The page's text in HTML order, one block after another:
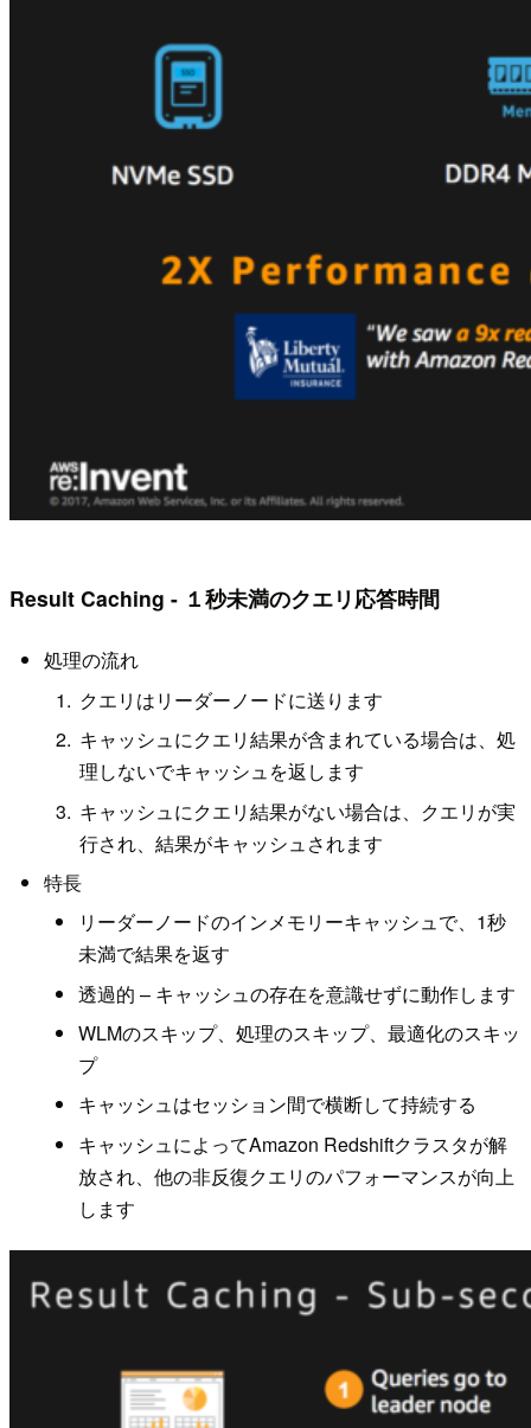
Result Caching - １秒未満のクエリ応答時間
処理の流れ
クエリはリーダーノードに送ります
キャッシュにクエリ結果が含まれている場合は、処
理しないでキャッシュを返します
キャッシュにクエリ結果がない場合は、クエリが実
行され、結果がキャッシュされます
特長
リーダーノードのインメモリーキャッシュで、1秒
未満で結果を返す
透過的 – キャッシュの存在を意識せずに動作します
WLMのスキップ、処理のスキップ、最適化のスキッ
プ
キャッシュはセッション間で横断して持続する
キャッシュによってAmazon Redshiftクラスタが解
放され、他の非反復クエリのパフォーマンスが向上
します